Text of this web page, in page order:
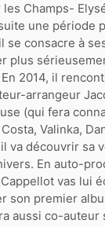
Champs-
une période
se consacre à
plus
2014, il
arrangeur
(qui fera
Valinka,
va découvrir sa
En auto-
vas lui
son premier
aussi co-auteur